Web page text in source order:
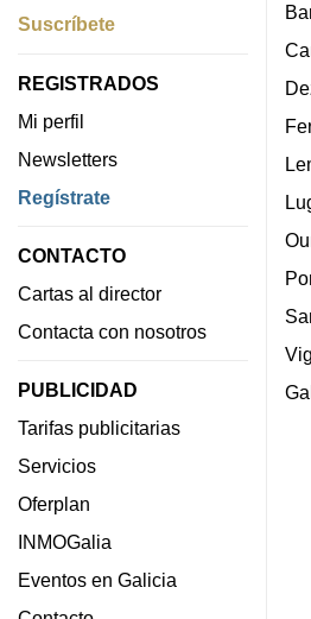
Suscríbete
REGISTRADOS
Mi perfil
Newsletters
Regístrate
CONTACTO
Cartas al director
Contacta con nosotros
PUBLICIDAD
Tarifas publicitarias
Servicios
Oferplan
INMOGalia
Eventos en Galicia